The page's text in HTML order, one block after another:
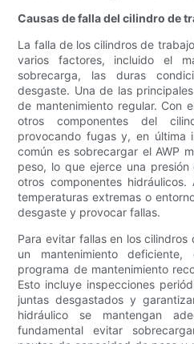
Causas de falla del cilindro de
La falla de los cilindros de
varios factores, incluido el
sobrecarga, las duras
desgaste. Una de las
de mantenimiento regular. Con
otros componentes del
provocando fugas y, en última
común es sobrecargar el AWP
peso, lo que ejerce una
otros componentes hidráulicos.
temperaturas extremas o
desgaste y provocar fallas.
Para evitar fallas en los
un mantenimiento
programa de mantenimiento
Esto incluye inspecciones
juntas desgastados y
hidráulico se mantengan
fundamental evitar